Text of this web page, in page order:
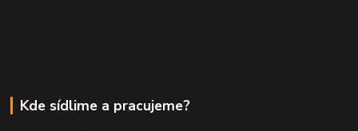
Kde sídlime a pracujeme?